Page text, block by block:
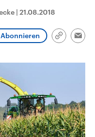
| 21.08.2018
Abonnieren
Link